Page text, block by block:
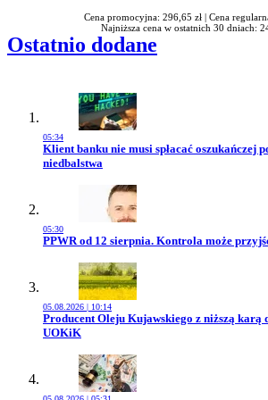
Cena promocyjna: 296,65 zł | Cena
Najniższa cena w ostatnich 30 dniach:
Ostatnio dodane
05:34
Przejdź do artykułu:
Klient banku nie musi spłacać oszukańczej
niedbalstwa
05:30
Przejdź do artykułu:
PPWR od 12 sierpnia. Kontrola może
05.08.2026 | 10:14
Przejdź do artykułu:
Producent Oleju Kujawskiego z niższą karą
UOKiK